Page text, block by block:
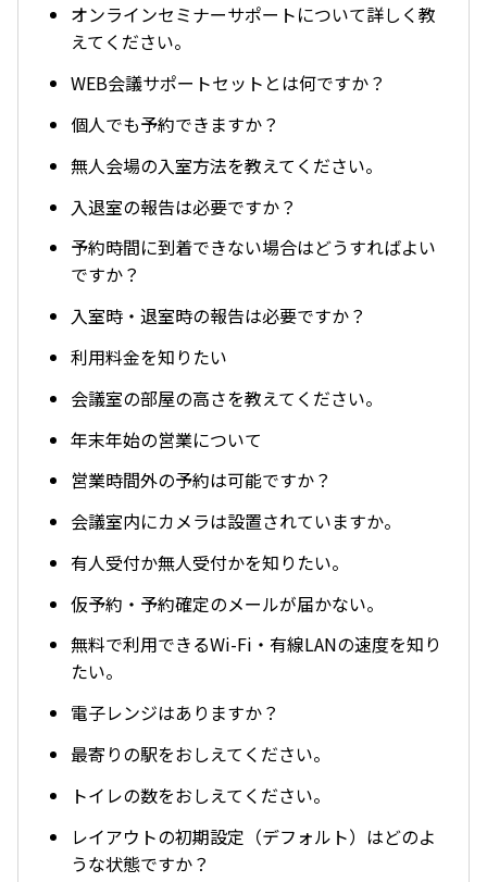
オンラインセミナーサポートについて詳しく教
えてください。
WEB会議サポートセットとは何ですか？
個人でも予約できますか？
無人会場の入室方法を教えてください。
入退室の報告は必要ですか？
予約時間に到着できない場合はどうすればよい
ですか？
入室時・退室時の報告は必要ですか？
利用料金を知りたい
会議室の部屋の高さを教えてください。
年末年始の営業について
営業時間外の予約は可能ですか？
会議室内にカメラは設置されていますか。
有人受付か無人受付かを知りたい。
仮予約・予約確定のメールが届かない。
無料で利用できるWi-Fi・有線LANの速度を知り
たい。
電子レンジはありますか？
最寄りの駅をおしえてください。
トイレの数をおしえてください。
レイアウトの初期設定（デフォルト）はどのよ
うな状態ですか？